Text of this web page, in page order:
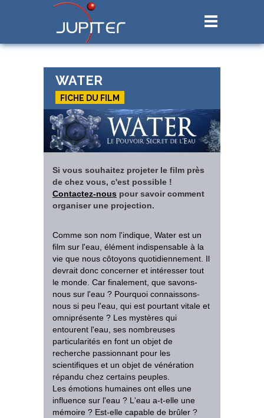
WATER
FICHE DU FILM
Si vous souhaitez projeter le film près
de chez vous, c'est possible !
Contactez-nous pour savoir comment
organiser une projection.
Comme son nom l'indique, Water est un
film sur l'eau, élément indispensable à la
vie que nous côtoyons quotidiennement. Il
devrait donc concerner et intéresser tout
le monde. Car finalement, que savons-
nous sur l'eau ? Pourquoi connaissons-
nous si peu l'eau, qui est pourtant vitale et
omniprésente ? Les mystères qui
entourent l'eau, ses nombreuses
particularités en font un objet de
recherche passionnant pour les
scientifiques et un objet de vénération
répandu chez certains peuples.
Les émotions humaines ont elles une
influence sur l'eau ? L'eau a-t-elle une
mémoire ? Est-elle capable de brûler ?